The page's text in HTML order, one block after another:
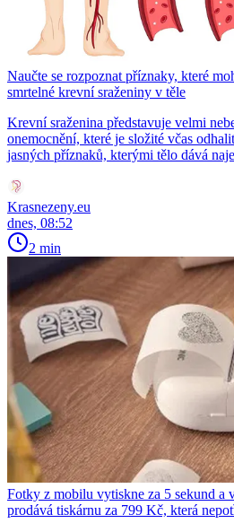
Naučte se rozpoznat příznaky, které
smrtelné krevní sraženiny v těle
Krevní sraženina představuje velmi
onemocnění, které je složité včas
jasných příznaků, kterými tělo dává
Krasnezeny.eu
dnes, 08:52
2 min
Fotky z mobilu vytiskne za 5 sekund a
prodává tiskárnu za 799 Kč, která